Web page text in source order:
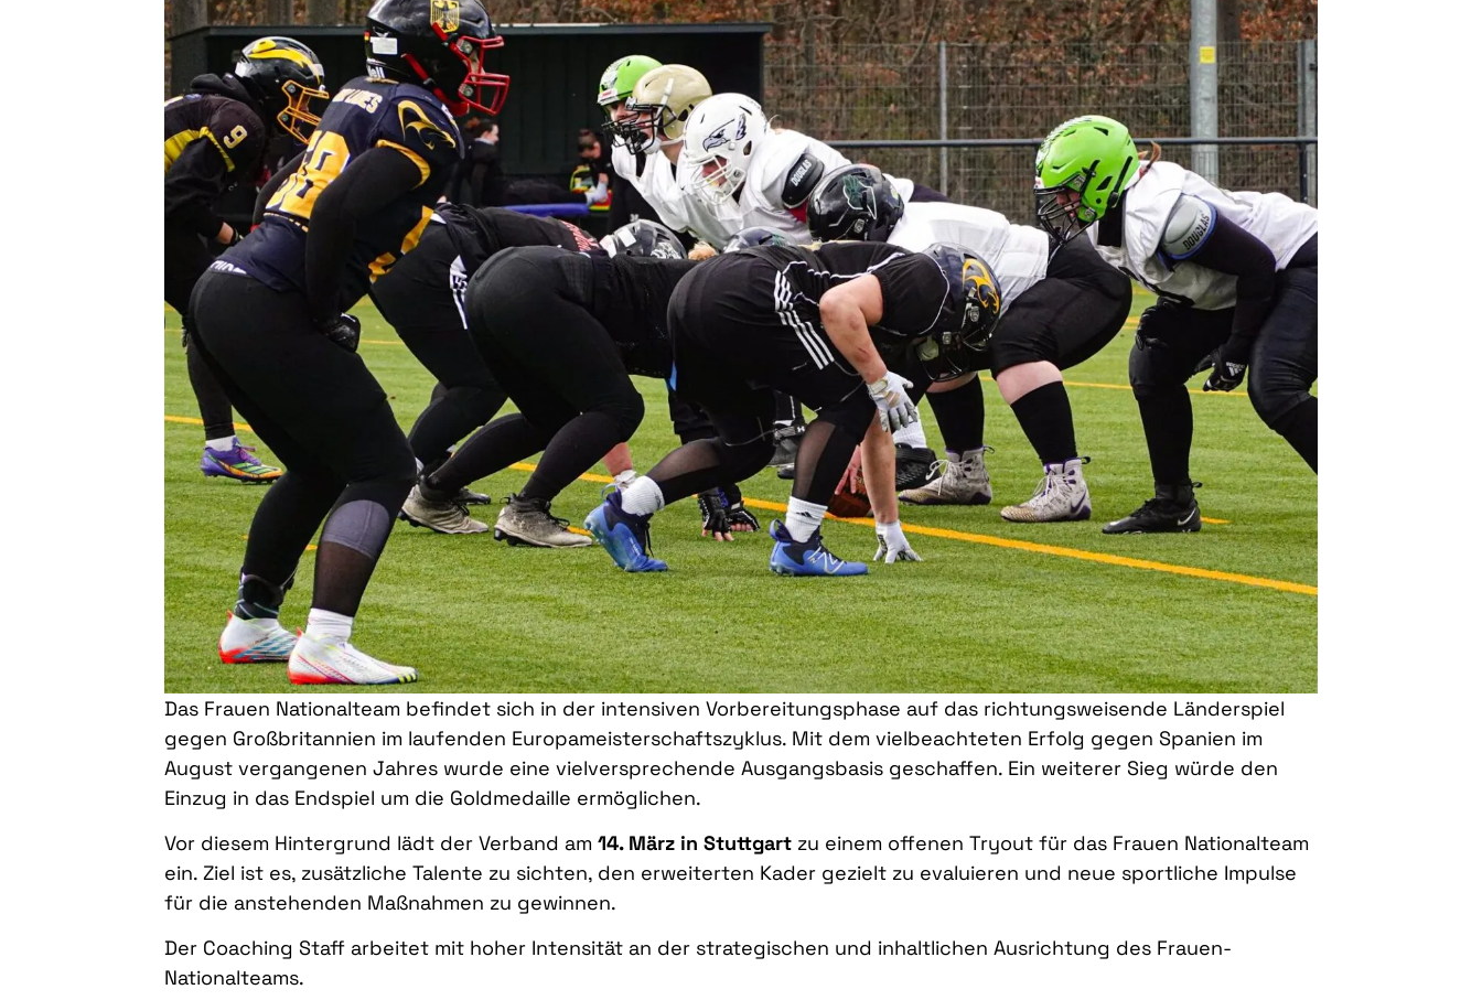
Das Frauen Nationalteam befindet sich in der intensiven Vorbereitungsphase auf das richtungsweisende Länderspiel
gegen Großbritannien im laufenden Europameisterschaftszyklus. Mit dem vielbeachteten Erfolg gegen Spanien im
August vergangenen Jahres wurde eine vielversprechende Ausgangsbasis geschaffen. Ein weiterer Sieg würde den
Einzug in das Endspiel um die Goldmedaille ermöglichen.
Vor diesem Hintergrund lädt der Verband am 14. März in Stuttgart zu einem offenen Tryout für das Frauen Nationalteam
ein. Ziel ist es, zusätzliche Talente zu sichten, den erweiterten Kader gezielt zu evaluieren und neue sportliche Impulse
für die anstehenden Maßnahmen zu gewinnen.
Der Coaching Staff arbeitet mit hoher Intensität an der strategischen und inhaltlichen Ausrichtung des Frauen-
Nationalteams.